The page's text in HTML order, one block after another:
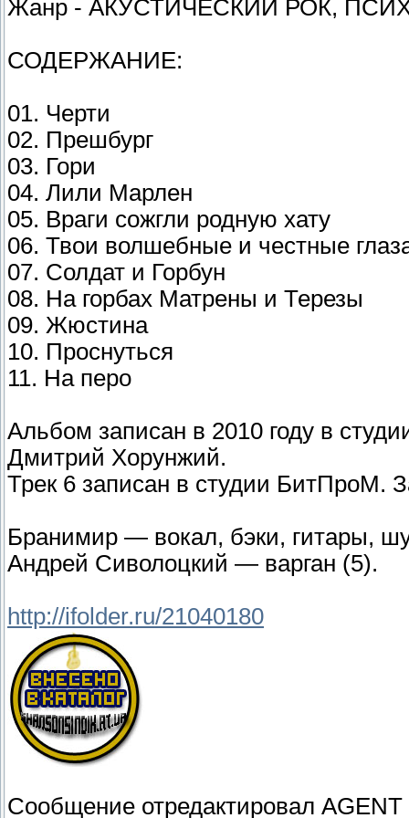
Жанр - АКУСТИЧЕСКИЙ РОК,
СОДЕРЖАНИЕ:
01. Черти
02. Прешбург
03. Гори
04. Лили Марлен
05. Враги сожгли родную хату
06. Твои волшебные и честные
07. Солдат и Горбун
08. На горбах Матрены и Терезы
09. Жюстина
10. Проснуться
11. На перо
Альбом записан в 2010 году в
Дмитрий Хорунжий.
Трек 6 записан в студии БитПроМ.
Бранимир — вокал, бэки, гитары,
Андрей Сиволоцкий — варган (5).
http://ifolder.ru/21040180
Сообщение отредактировал AGENT